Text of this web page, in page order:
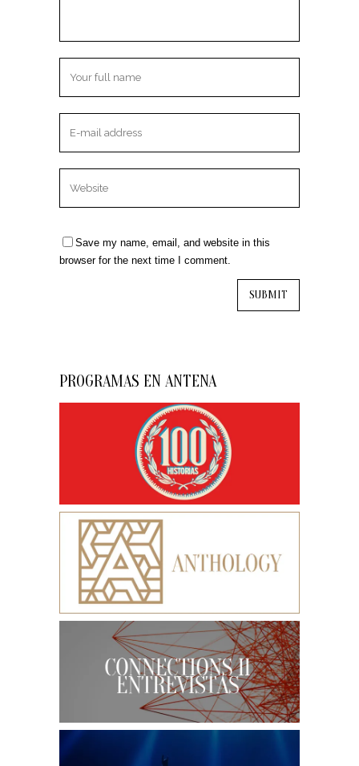
Save my name, email, and website in this
browser for the next time I comment.
PROGRAMAS EN ANTENA